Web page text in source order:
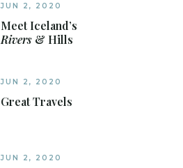
JUN 2, 2020
Meet Iceland’s
Rivers & Hills
JUN 2, 2020
Great Travels
JUN 2, 2020